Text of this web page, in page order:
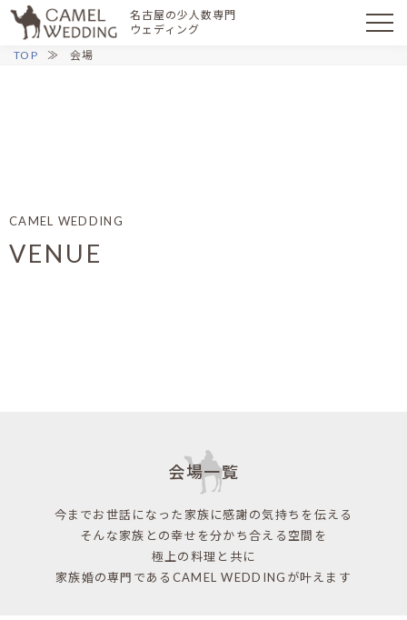
名古屋の少人数専門
ウェディング
TOP
会場
CAMEL WEDDING
VENUE
会場一覧
今までお世話になった家族に感謝の気持ちを伝える
そんな家族との幸せを分かち合える空間を
極上の料理と共に
家族婚の専門であるCAMEL WEDDINGが叶えます